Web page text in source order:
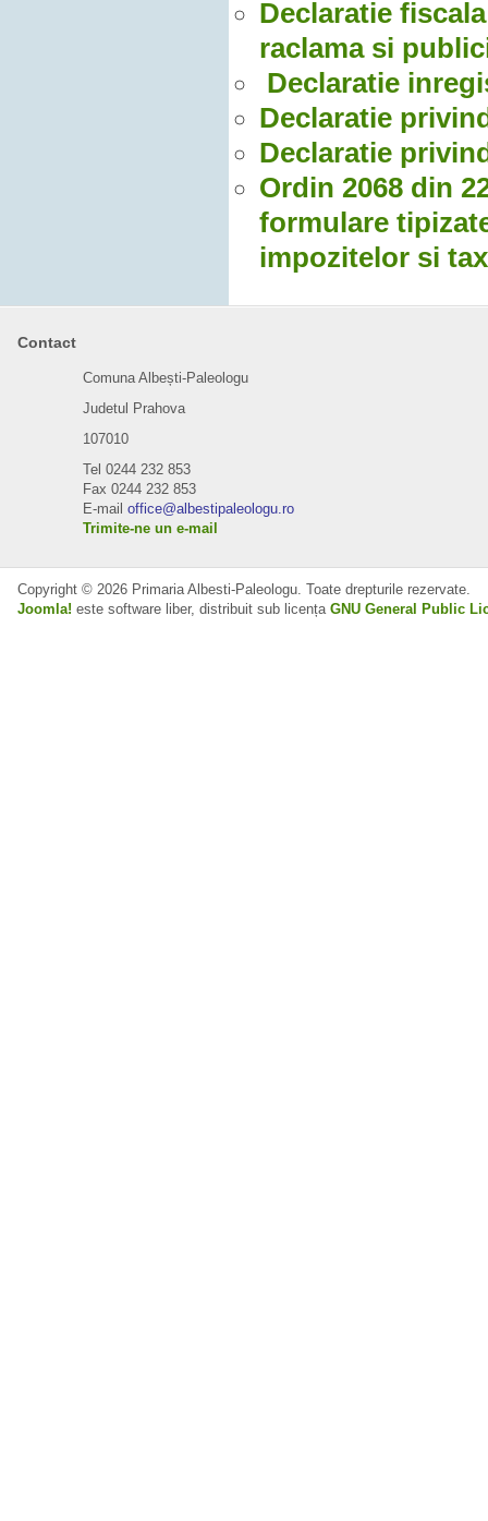
Declaratie
raclama si
Declaratie
Declaratie
Declaratie
Ordin 2068 din
formulare
impozitelor si
Contact
Comuna Albești-Paleologu
Judetul Prahova
107010
Tel 0244 232 853
Fax 0244 232 853
E-mail office@albestipaleologu.ro
Trimite-ne un e-mail
Copyright © 2026 Primaria Albesti-Paleologu. Toate drepturile rezervate.
Joomla! este software liber, distribuit sub licența GNU General Public